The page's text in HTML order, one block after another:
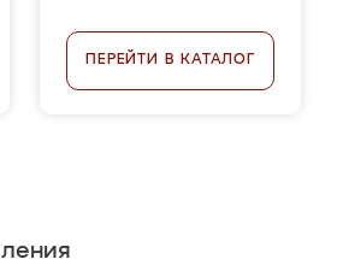
ПЕРЕЙТИ В КАТАЛОГ